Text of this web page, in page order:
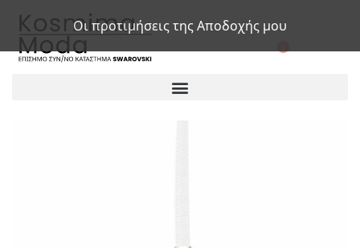
Οι προτιμήσεις της Αποδοχής μου